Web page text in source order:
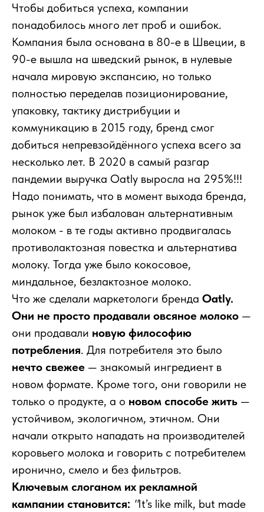
Чтобы добиться успеха, компании
понадобилось много лет проб и ошибок.
Компания была основана в 80-е в Швеции, в
90-е вышла на шведский рынок, в нулевые
начала мировую экспансию, но только
полностью переделав позиционирование,
упаковку, тактику дистрибуции и
коммуникацию в 2015 году, бренд смог
добиться непревзойдённого успеха всего за
несколько лет. В 2020 в самый разгар
пандемии выручка Oatly выросла на 295%!!!
Надо понимать, что в момент выхода бренда,
рынок уже был избалован альтернативным
молоком - в те годы активно продвигалась
противолактозная повестка и альтернатива
молоку. Тогда уже было кокосовое,
миндальное, безлактозное молоко.
Что же сделали маркетологи бренда Oatly.
Они не просто продавали овсяное молоко —
они продавали новую философию
потребления. Для потребителя это было
нечто свежее — знакомый ингредиент в
новом формате. Кроме того, они говорили не
только о продукте, а о новом способе жить —
устойчивом, экологичном, этичном. Они
начали открыто нападать на производителей
коровьего молока и говорить с потребителем
иронично, смело и без фильтров.
Ключевым слоганом их рекламной
кампании становится: "It’s like milk, but made